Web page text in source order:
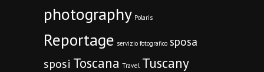
photography Polaris
Reportage servizio fotografico sposa
sposi Toscana Travel Tuscany